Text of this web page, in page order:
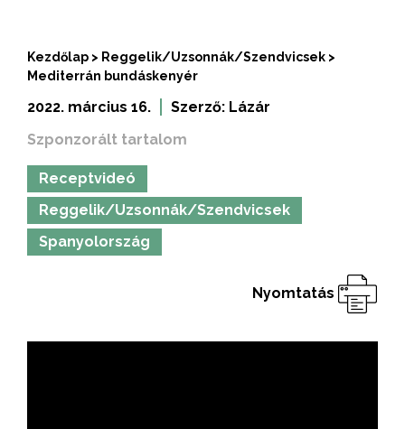
Kezdőlap > Reggelik/Uzsonnák/Szendvicsek >
Mediterrán bundáskenyér
2022. március 16. Szerző: Lázár
Szponzorált tartalom
Receptvideó
Reggelik/Uzsonnák/Szendvicsek
Spanyolország
Nyomtatás